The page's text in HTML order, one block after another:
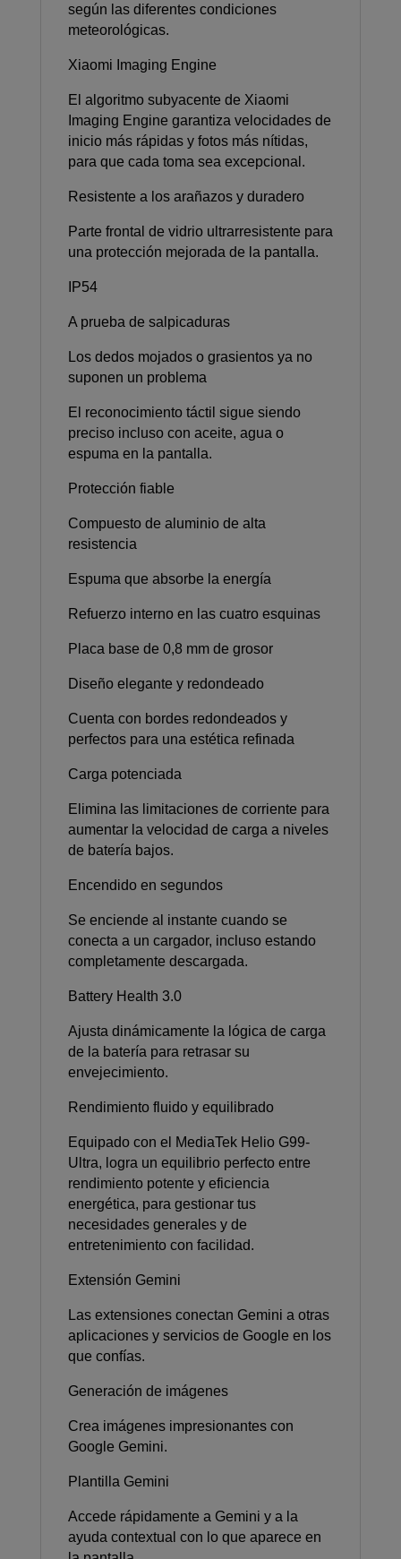
según las diferentes condiciones
meteorológicas.
Xiaomi Imaging Engine
El algoritmo subyacente de Xiaomi
Imaging Engine garantiza velocidades de
inicio más rápidas y fotos más nítidas,
para que cada toma sea excepcional.
Resistente a los arañazos y duradero
Parte frontal de vidrio ultrarresistente para
una protección mejorada de la pantalla.
IP54
A prueba de salpicaduras
Los dedos mojados o grasientos ya no
suponen un problema
El reconocimiento táctil sigue siendo
preciso incluso con aceite, agua o
espuma en la pantalla.
Protección fiable
Compuesto de aluminio de alta
resistencia
Espuma que absorbe la energía
Refuerzo interno en las cuatro esquinas
Placa base de 0,8 mm de grosor
Diseño elegante y redondeado
Cuenta con bordes redondeados y
perfectos para una estética refinada
Carga potenciada
Elimina las limitaciones de corriente para
aumentar la velocidad de carga a niveles
de batería bajos.
Encendido en segundos
Se enciende al instante cuando se
conecta a un cargador, incluso estando
completamente descargada.
Battery Health 3.0
Ajusta dinámicamente la lógica de carga
de la batería para retrasar su
envejecimiento.
Rendimiento fluido y equilibrado
Equipado con el MediaTek Helio G99-
Ultra, logra un equilibrio perfecto entre
rendimiento potente y eficiencia
energética, para gestionar tus
necesidades generales y de
entretenimiento con facilidad.
Extensión Gemini
Las extensiones conectan Gemini a otras
aplicaciones y servicios de Google en los
que confías.
Generación de imágenes
Crea imágenes impresionantes con
Google Gemini.
Plantilla Gemini
Accede rápidamente a Gemini y a la
ayuda contextual con lo que aparece en